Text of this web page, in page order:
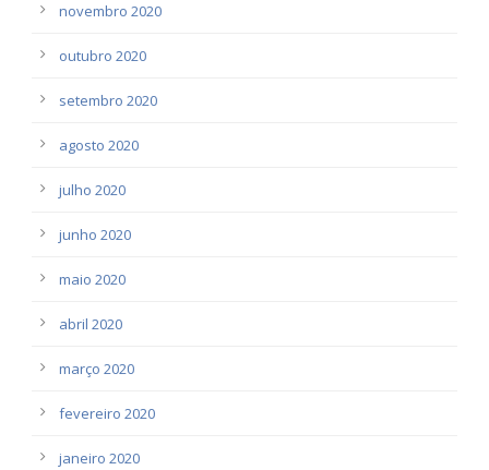
novembro 2020
outubro 2020
setembro 2020
agosto 2020
julho 2020
junho 2020
maio 2020
abril 2020
março 2020
fevereiro 2020
janeiro 2020